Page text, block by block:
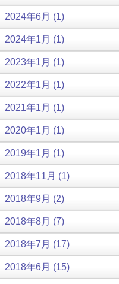
2024年6月 (1)
2024年1月 (1)
2023年1月 (1)
2022年1月 (1)
2021年1月 (1)
2020年1月 (1)
2019年1月 (1)
2018年11月 (1)
2018年9月 (2)
2018年8月 (7)
2018年7月 (17)
2018年6月 (15)